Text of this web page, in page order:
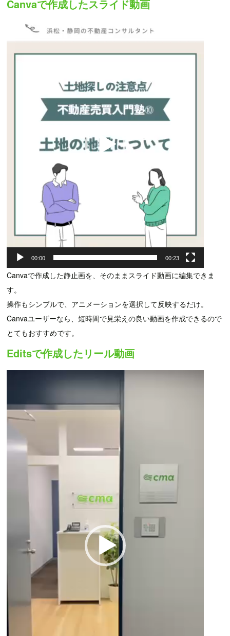
Canvaで作成したスライド動画
00:00 00:23
Canvaで作成した静止画を、そのままスライド動画に編集できま
す。
操作もシンプルで、アニメーションを選択して反映するだけ。
Canvaユーザーなら、短時間で見栄えの良い動画を作成できるので
とてもおすすめです。
Editsで作成したリール動画
レ
ー
ー